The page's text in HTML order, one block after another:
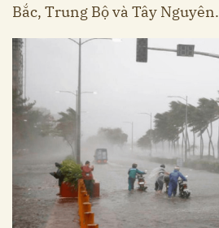
Bắc, Trung Bộ và Tây Nguyên.